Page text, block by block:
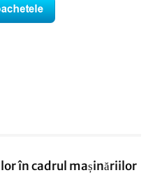
în cadrul mașinăriilor